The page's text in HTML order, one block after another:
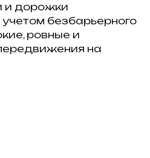
и дорожки
безбарьерного
ровные и
на